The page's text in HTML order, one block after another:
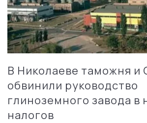
В Николаеве таможня и
обвинили руководство
глиноземного завода в
налогов